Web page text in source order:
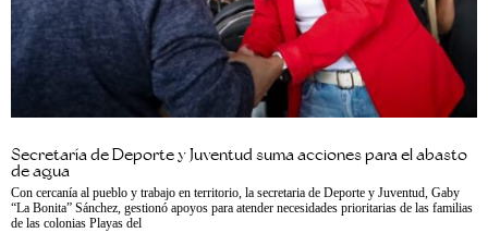
Secretaría de Deporte y Juventud suma acciones para el abasto
de agua
Con cercanía al pueblo y trabajo en territorio, la secretaria de Deporte y Juventud, Gaby
“La Bonita” Sánchez, gestionó apoyos para atender necesidades prioritarias de las familias
de las colonias Playas del